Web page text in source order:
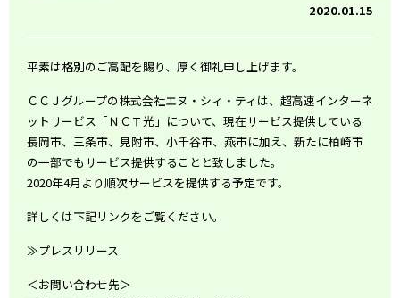
2020.01.15
平素は格別のご高配を賜り、厚く御礼申し上げます。
ＣＣＪグループの株式会社エヌ・シィ・ティは、超高速インターネ
ットサービス「ＮＣＴ光」について、現在サービス提供している
長岡市、三条市、見附市、小千谷市、燕市に加え、新たに柏崎市
の一部でもサービス提供することと致しました。
2020年4月より順次サービスを提供する予定です。
詳しくは下記リンクをご覧ください。
≫プレスリリース
＜お問い合わせ先＞